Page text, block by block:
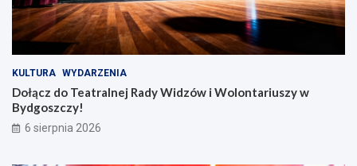
r
i
u
s
z
w
B
y
KULTURA WYDARZENIA
Dołącz do Teatralnej Rady Widzów i Wolontariuszy w
Bydgoszczy!
6 sierpnia 2026